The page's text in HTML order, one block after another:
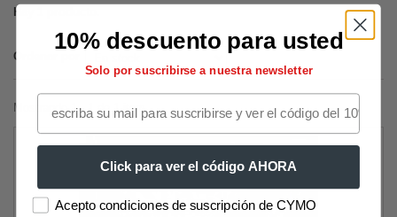
Hay 1 producto.
Ordenar por
Mostrando 1 - 1 de 1 item
10% descuento para usted
Solo por suscribirse a nuestra newsletter
Click para ver el código AHORA
Acepto condiciones de suscripción de CYMO